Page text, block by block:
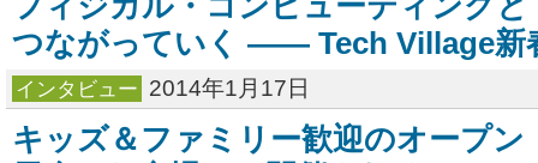
つながっていく ―― Tech Village新
インタビュー 2014年1月17日
キッズ＆ファミリー歓迎のオープン